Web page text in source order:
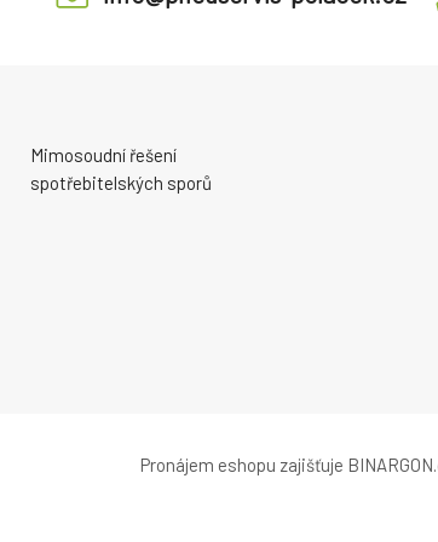
Mimosoudní řešení
spotřebitelských sporů
Pronájem eshopu zajišťuje